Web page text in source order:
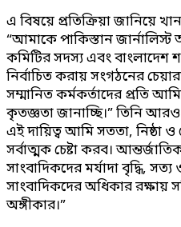
এ বিষয়ে প্রতিক্রিয়া জানিয়ে
“আমাকে পাকিস্তান জার্নালিস্ট
কমিটির সদস্য এবং বাংলাদেশ
নির্বাচিত করায় সংগঠনের
সম্মানিত কর্মকর্তাদের প্রতি
কৃতজ্ঞতা জানাচ্ছি।” তিনি
এই দায়িত্ব আমি সততা, নিষ্ঠা ও
সর্বাত্মক চেষ্টা করব।
সাংবাদিকদের মর্যাদা বৃদ্ধি, সত্য
সাংবাদিকদের অধিকার রক্ষায়
অঙ্গীকার।”